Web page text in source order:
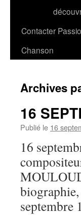
Contacter
Chanson
Archives
16
Publié le 16
16